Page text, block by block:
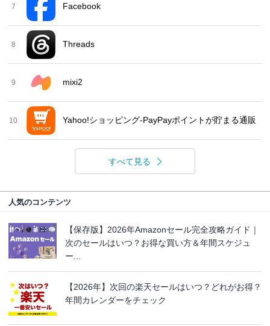
7 Facebook
8 Threads
9 mixi2
10 Yahoo!ショッピング-PayPayポイントが貯まる通販
すべて見る
人気のコンテンツ
【保存版】2026年Amazonセール完全攻略ガイド｜
次のセールはいつ？お得な買い方＆年間スケジュ
ー...
【2026年】次回の楽天セールはいつ？どれがお得？
年間カレンダーをチェック